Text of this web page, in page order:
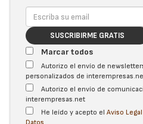
SUSCRIBIRME GRATIS
Marcar todos
Autorizo el envío de
personalizados de
Autorizo el envío de
interempresas.net
He leído y acepto el Aviso Legal